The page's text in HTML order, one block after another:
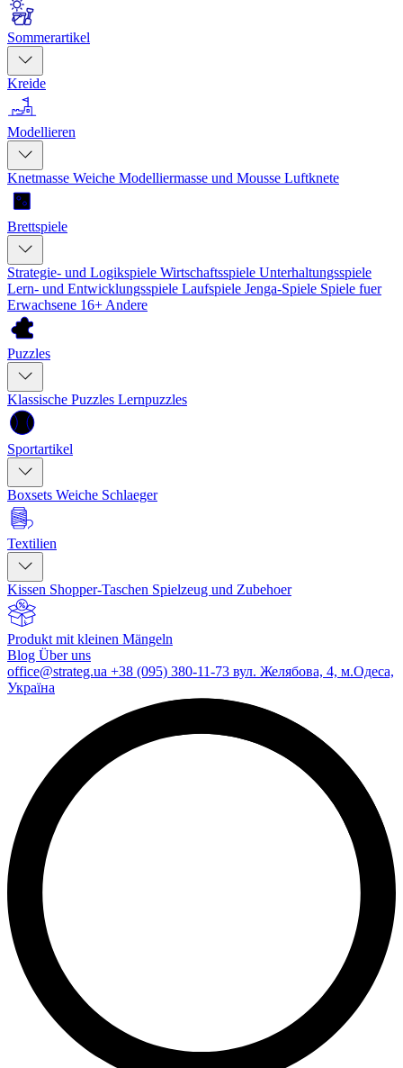
Sommerartikel
Kreide
Modellieren
Knetmasse Weiche Modelliermasse und Mousse Luftknete
Brettspiele
Strategie- und Logikspiele Wirtschaftsspiele Unterhaltungsspiele
Lern- und Entwicklungsspiele Laufspiele Jenga-Spiele Spiele fuer
Erwachsene 16+ Andere
Puzzles
Klassische Puzzles Lernpuzzles
Sportartikel
Boxsets Weiche Schlaeger
Textilien
Kissen Shopper-Taschen Spielzeug und Zubehoer
Produkt mit kleinen Mängeln
Blog Über uns
office@strateg.ua +38 (095) 380-11-73 вул. Желябова, 4, м.Одеса,
Україна